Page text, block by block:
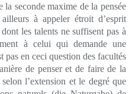
seconde maxime de la pensée
à appeler étroit d’esprit
les talents ne suffisent pas à
à celui qui demande une
pas en ceci question des facultés
de penser et de faire de la
l’extension et le degré que